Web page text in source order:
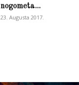
nogometa...
23. Augusta 2017.